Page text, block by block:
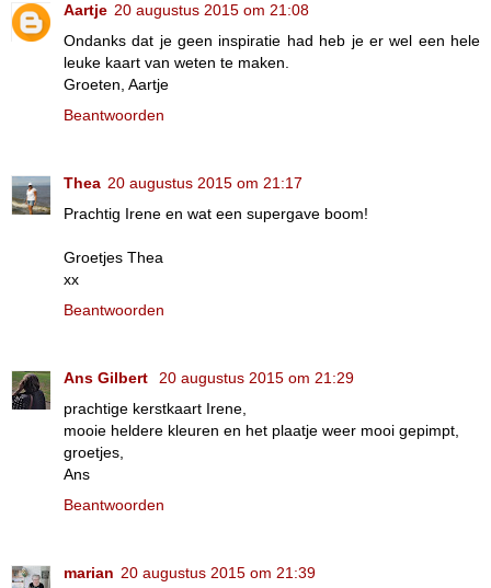
Aartje 20 augustus 2015 om 21:08
Ondanks dat je geen inspiratie had heb je er wel een hele
leuke kaart van weten te maken.
Groeten, Aartje
Beantwoorden
Thea 20 augustus 2015 om 21:17
Prachtig Irene en wat een supergave boom!
Groetjes Thea
xx
Beantwoorden
Ans Gilbert
20 augustus 2015 om 21:29
prachtige kerstkaart Irene,
mooie heldere kleuren en het plaatje weer mooi gepimpt,
groetjes,
Ans
Beantwoorden
marian 20 augustus 2015 om 21:39